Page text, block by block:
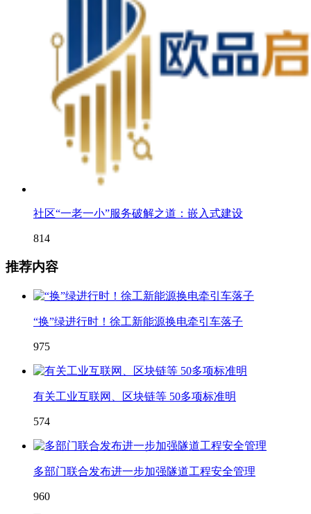
社区“一老一小”服务破解之道：嵌入式建设
814
推荐内容
“换”绿进行时！徐工新能源换电牵引车落子
975
有关工业互联网、区块链等 50多项标准明
574
多部门联合发布进一步加强隧道工程安全管理
960